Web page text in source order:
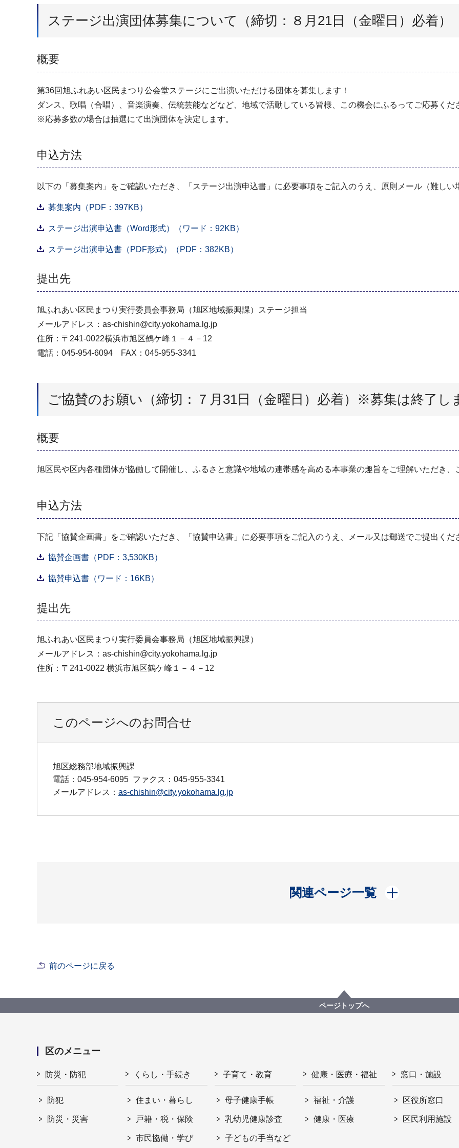
ステージ出演団体募集について（締切：８月21日（金曜日）必着）
概要
第36回旭ふれあい区民まつり公会堂ステージにご出演いただける団体を募集します！
ダンス、歌唱（合唱）、音楽演奏、伝統芸能などなど、地域で活動している皆様、この機会にふるってご応募くだ
※応募多数の場合は抽選にて出演団体を決定します。
申込方法
以下の「募集案内」をご確認いただき、「ステージ出演申込書」に必要事項をご記入のうえ、原則メール（難し
募集案内（PDF：397KB）
ステージ出演申込書（Word形式）（ワード：92KB）
ステージ出演申込書（PDF形式）（PDF：382KB）
提出先
旭ふれあい区民まつり実行委員会事務局（旭区地域振興課）ステージ担当
メールアドレス：as-chishin@city.yokohama.lg.jp
住所：〒241-0022横浜市旭区鶴ケ峰１－４－12
電話：045-954-6094 FAX：045-955-3341
ご協賛のお願い（締切：７月31日（金曜日）必着）※募集は終了し
概要
旭区民や区内各種団体が協働して開催し、ふるさと意識や地域の連帯感を高める本事業の趣旨をご理解いただき
申込方法
下記「協賛企画書」をご確認いただき、「協賛申込書」に必要事項をご記入のうえ、メール又は郵送でご提出くだ
協賛企画書（PDF：3,530KB）
協賛申込書（ワード：16KB）
提出先
旭ふれあい区民まつり実行委員会事務局（旭区地域振興課）
メールアドレス：as-chishin@city.yokohama.lg.jp
住所：〒241-0022 横浜市旭区鶴ケ峰１－４－12
このページへのお問合せ
旭区総務部地域振興課
電話：045-954-6095 ファクス：045-955-3341
メールアドレス： as-chishin@city.yokohama.lg.jp
関連ページ一覧
開く
前のページに戻る
ページトップへ
区のメニュー
防災・防犯
防犯
防災・災害
くらし・手続き
住まい・暮らし
戸籍・税・保険
市民協働・学び
子育て・教育
母子健康手帳
乳幼児健康診査
子どもの手当など
健康・医療・福祉
福祉・介護
健康・医療
窓口・施設
区役所窓口
区民利用施設